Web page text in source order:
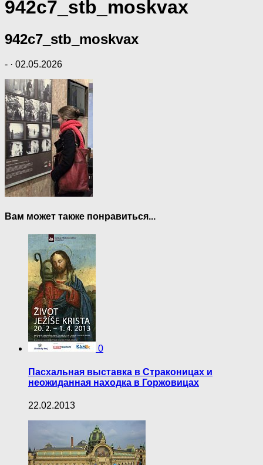
942c7_stb_moskvax
942c7_stb_moskvax
- · 02.05.2026
Вам может также понравиться...
0
Пасхальная выставка в Страконицах и
неожиданная находка в Горжовицах
22.02.2013